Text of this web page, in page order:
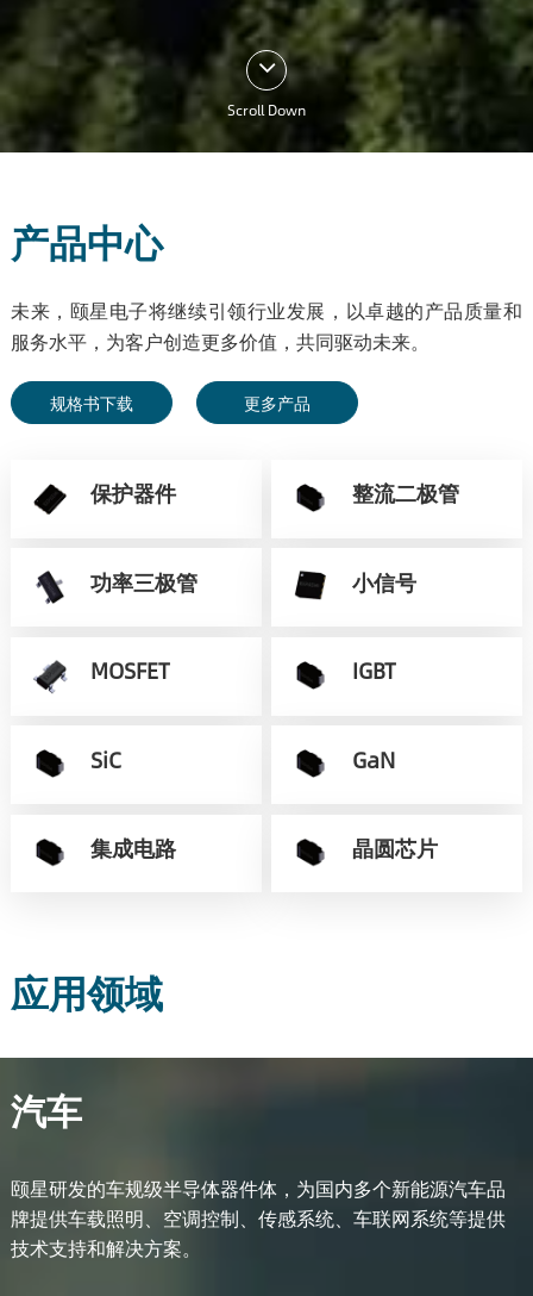
Scroll Down
产品中心
未来，颐星电子将继续引领行业发展，以卓越的产品质量和
服务水平，为客户创造更多价值，共同驱动未来。
规格书下载 更多产品
保护器件 整流二极管
功率三极管 小信号
MOSFET IGBT
SiC GaN
集成电路 晶圆芯片
应用领域
汽车
颐星研发的车规级半导体器件体，为国内多个新能源汽车品
牌提供车载照明、空调控制、传感系统、车联网系统等提供
技术支持和解决方案。